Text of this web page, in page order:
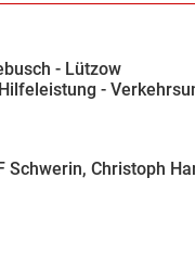
- Lützow
-
Schwerin, Christoph